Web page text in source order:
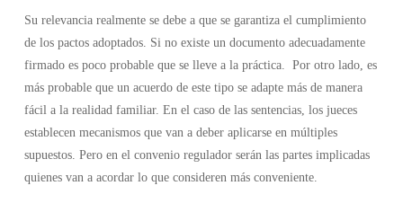
Su relevancia realmente se debe a que se garantiza el cumplimiento
de los pactos adoptados. Si no existe un documento adecuadamente
firmado es poco probable que se lleve a la práctica. Por otro lado, es
más probable que un acuerdo de este tipo se adapte más de manera
fácil a la realidad familiar. En el caso de las sentencias, los jueces
establecen mecanismos que van a deber aplicarse en múltiples
supuestos. Pero en el convenio regulador serán las partes implicadas
quienes van a acordar lo que consideren más conveniente.